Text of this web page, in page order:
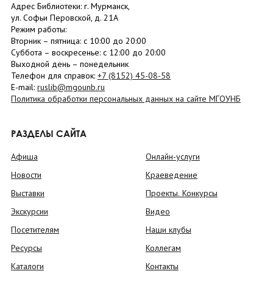
Адрес Библиотеки: г. Мурманск,
ул. Софьи Перовской, д. 21А
Режим работы:
Вторник – пятница: с 10:00 до 20:00
Суббота – воскресенье: c 12:00 до 20:00
Выходной день – понедельник
Телефон для справок: +7 (8152) 45-08-58
E-mail: ruslib@mgounb.ru
Политика обработки персональных данных на сайте МГОУНБ
РАЗДЕЛЫ САЙТА
Афиша
Новости
Выставки
Экскурсии
Посетителям
Ресурсы
Каталоги
Онлайн-услуги
Краеведение
Проекты. Конкурсы
Видео
Наши клубы
Коллегам
Контакты